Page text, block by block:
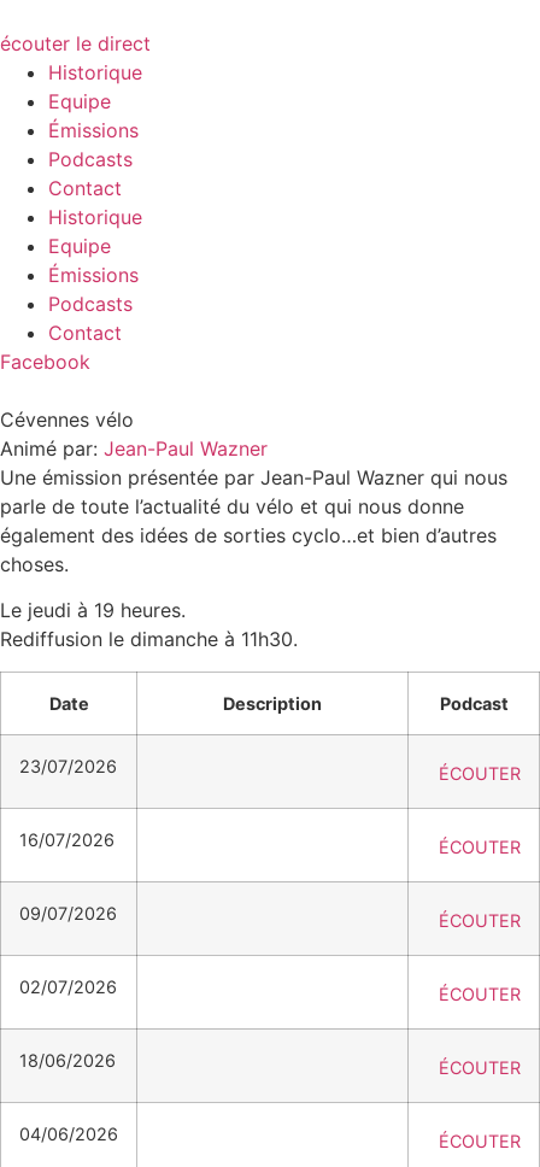
écouter le direct
Historique
Equipe
Émissions
Podcasts
Contact
Historique
Equipe
Émissions
Podcasts
Contact
Facebook
Cévennes vélo
Animé par: Jean-Paul Wazner
Une émission présentée par Jean-Paul Wazner qui nous
parle de toute l’actualité du vélo et qui nous donne
également des idées de sorties cyclo…et bien d’autres
choses.
Le jeudi à 19 heures.
Rediffusion le dimanche à 11h30.
Date Description Podcast
23/07/2026 ÉCOUTER
16/07/2026 ÉCOUTER
09/07/2026 ÉCOUTER
02/07/2026 ÉCOUTER
18/06/2026 ÉCOUTER
04/06/2026 ÉCOUTER